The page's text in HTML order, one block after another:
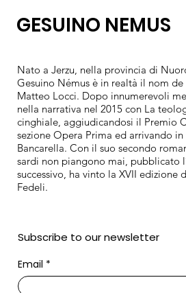
GESUINO NEMUS
Nato a Jerzu, nella provincia di
Gesuino Némus è in realtà il nom
Matteo Locci. Dopo innumerevoli
nella narrativa nel 2015 con La
cinghiale, aggiudicandosi il Premio
sezione Opera Prima ed arrivando
Bancarella. Con il suo secondo
sardi non piangono mai, pubblicato
successivo, ha vinto la XVII edizione
Fedeli.
Subscribe to our newsletter
Email *